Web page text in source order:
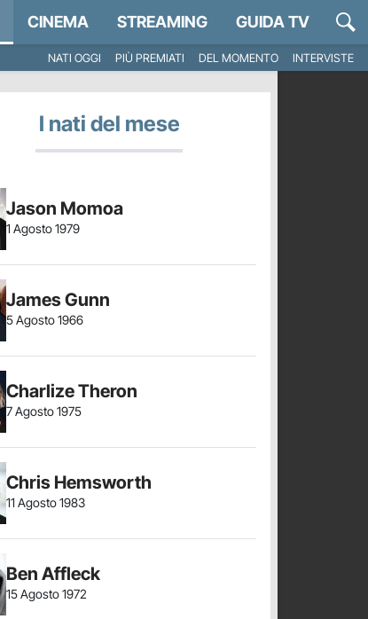
CINEMA STREAMING GUIDA TV
NATI OGGI PIÙ PREMIATI DEL MOMENTO
INTERVISTE
I nati del mese
Jason Momoa
1 Agosto 1979
James Gunn
5 Agosto 1966
Charlize Theron
7 Agosto 1975
Chris Hemsworth
11 Agosto 1983
Ben Affleck
15 Agosto 1972